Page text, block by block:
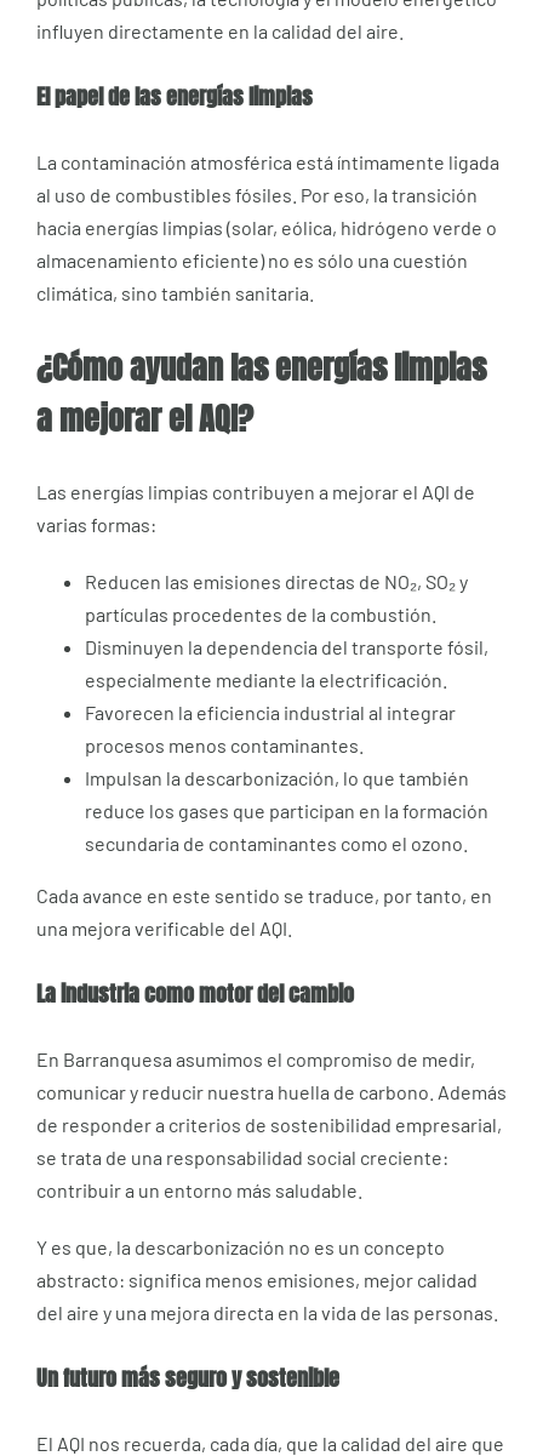
influyen directamente en la calidad del aire.
El papel de las energías limpias
La contaminación atmosférica está íntimamente ligada
al uso de combustibles fósiles. Por eso, la transición
hacia energías limpias (solar, eólica, hidrógeno verde o
almacenamiento eficiente) no es sólo una cuestión
climática, sino también sanitaria.
¿Cómo ayudan las energías limpias
a mejorar el AQI?
Las energías limpias contribuyen a mejorar el AQI de
varias formas:
Reducen las emisiones directas de NO₂, SO₂ y
partículas procedentes de la combustión.
Disminuyen la dependencia del transporte fósil,
especialmente mediante la electrificación.
Favorecen la eficiencia industrial al integrar
procesos menos contaminantes.
Impulsan la descarbonización, lo que también
reduce los gases que participan en la formación
secundaria de contaminantes como el ozono.
Cada avance en este sentido se traduce, por tanto, en
una mejora verificable del AQI.
La industria como motor del cambio
En Barranquesa asumimos el compromiso de medir,
comunicar y reducir nuestra huella de carbono. Además
de responder a criterios de sostenibilidad empresarial,
se trata de una responsabilidad social creciente:
contribuir a un entorno más saludable.
Y es que, la descarbonización no es un concepto
abstracto: significa menos emisiones, mejor calidad
del aire y una mejora directa en la vida de las personas.
Un futuro más seguro y sostenible
El AQI nos recuerda, cada día, que la calidad del aire que